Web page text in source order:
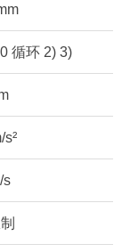
循环 2) 3)
s²
s